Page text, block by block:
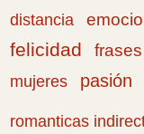
distancia
felicidad
mujeres
pasión
romanticas